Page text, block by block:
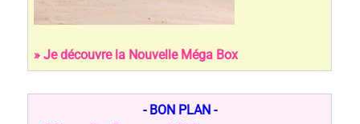
» Je découvre la Nouvelle Méga Box
- BON PLAN -